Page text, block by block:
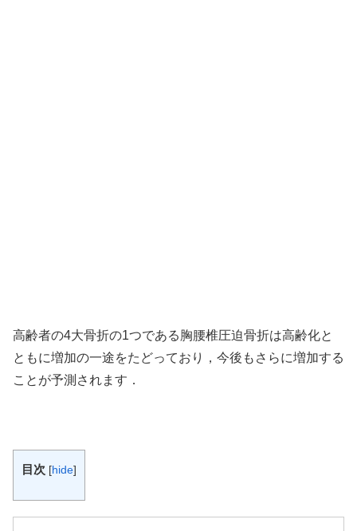
高齢者の4大骨折の1つである胸腰椎圧迫骨折は高齢化と
ともに増加の一途をたどっており，今後もさらに増加する
ことが予測されます．
目次 [hide]